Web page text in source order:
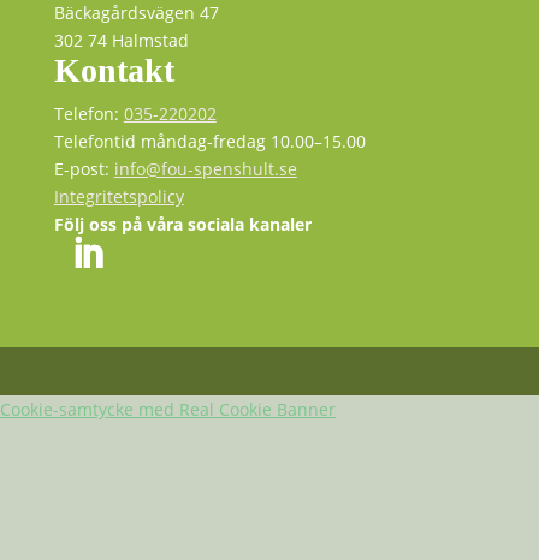
Bäckagårdsvägen 47
302 74 Halmstad
Kontakt
Telefon: 035-220202
Telefontid måndag-fredag 10.00–15.00
E-post: info@fou-spenshult.se
Integritetspolicy
Följ oss på våra sociala kanaler
Cookie-samtycke med Real Cookie Banner